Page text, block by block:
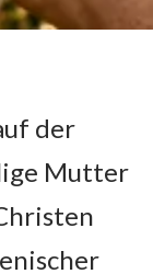
der
Mutter